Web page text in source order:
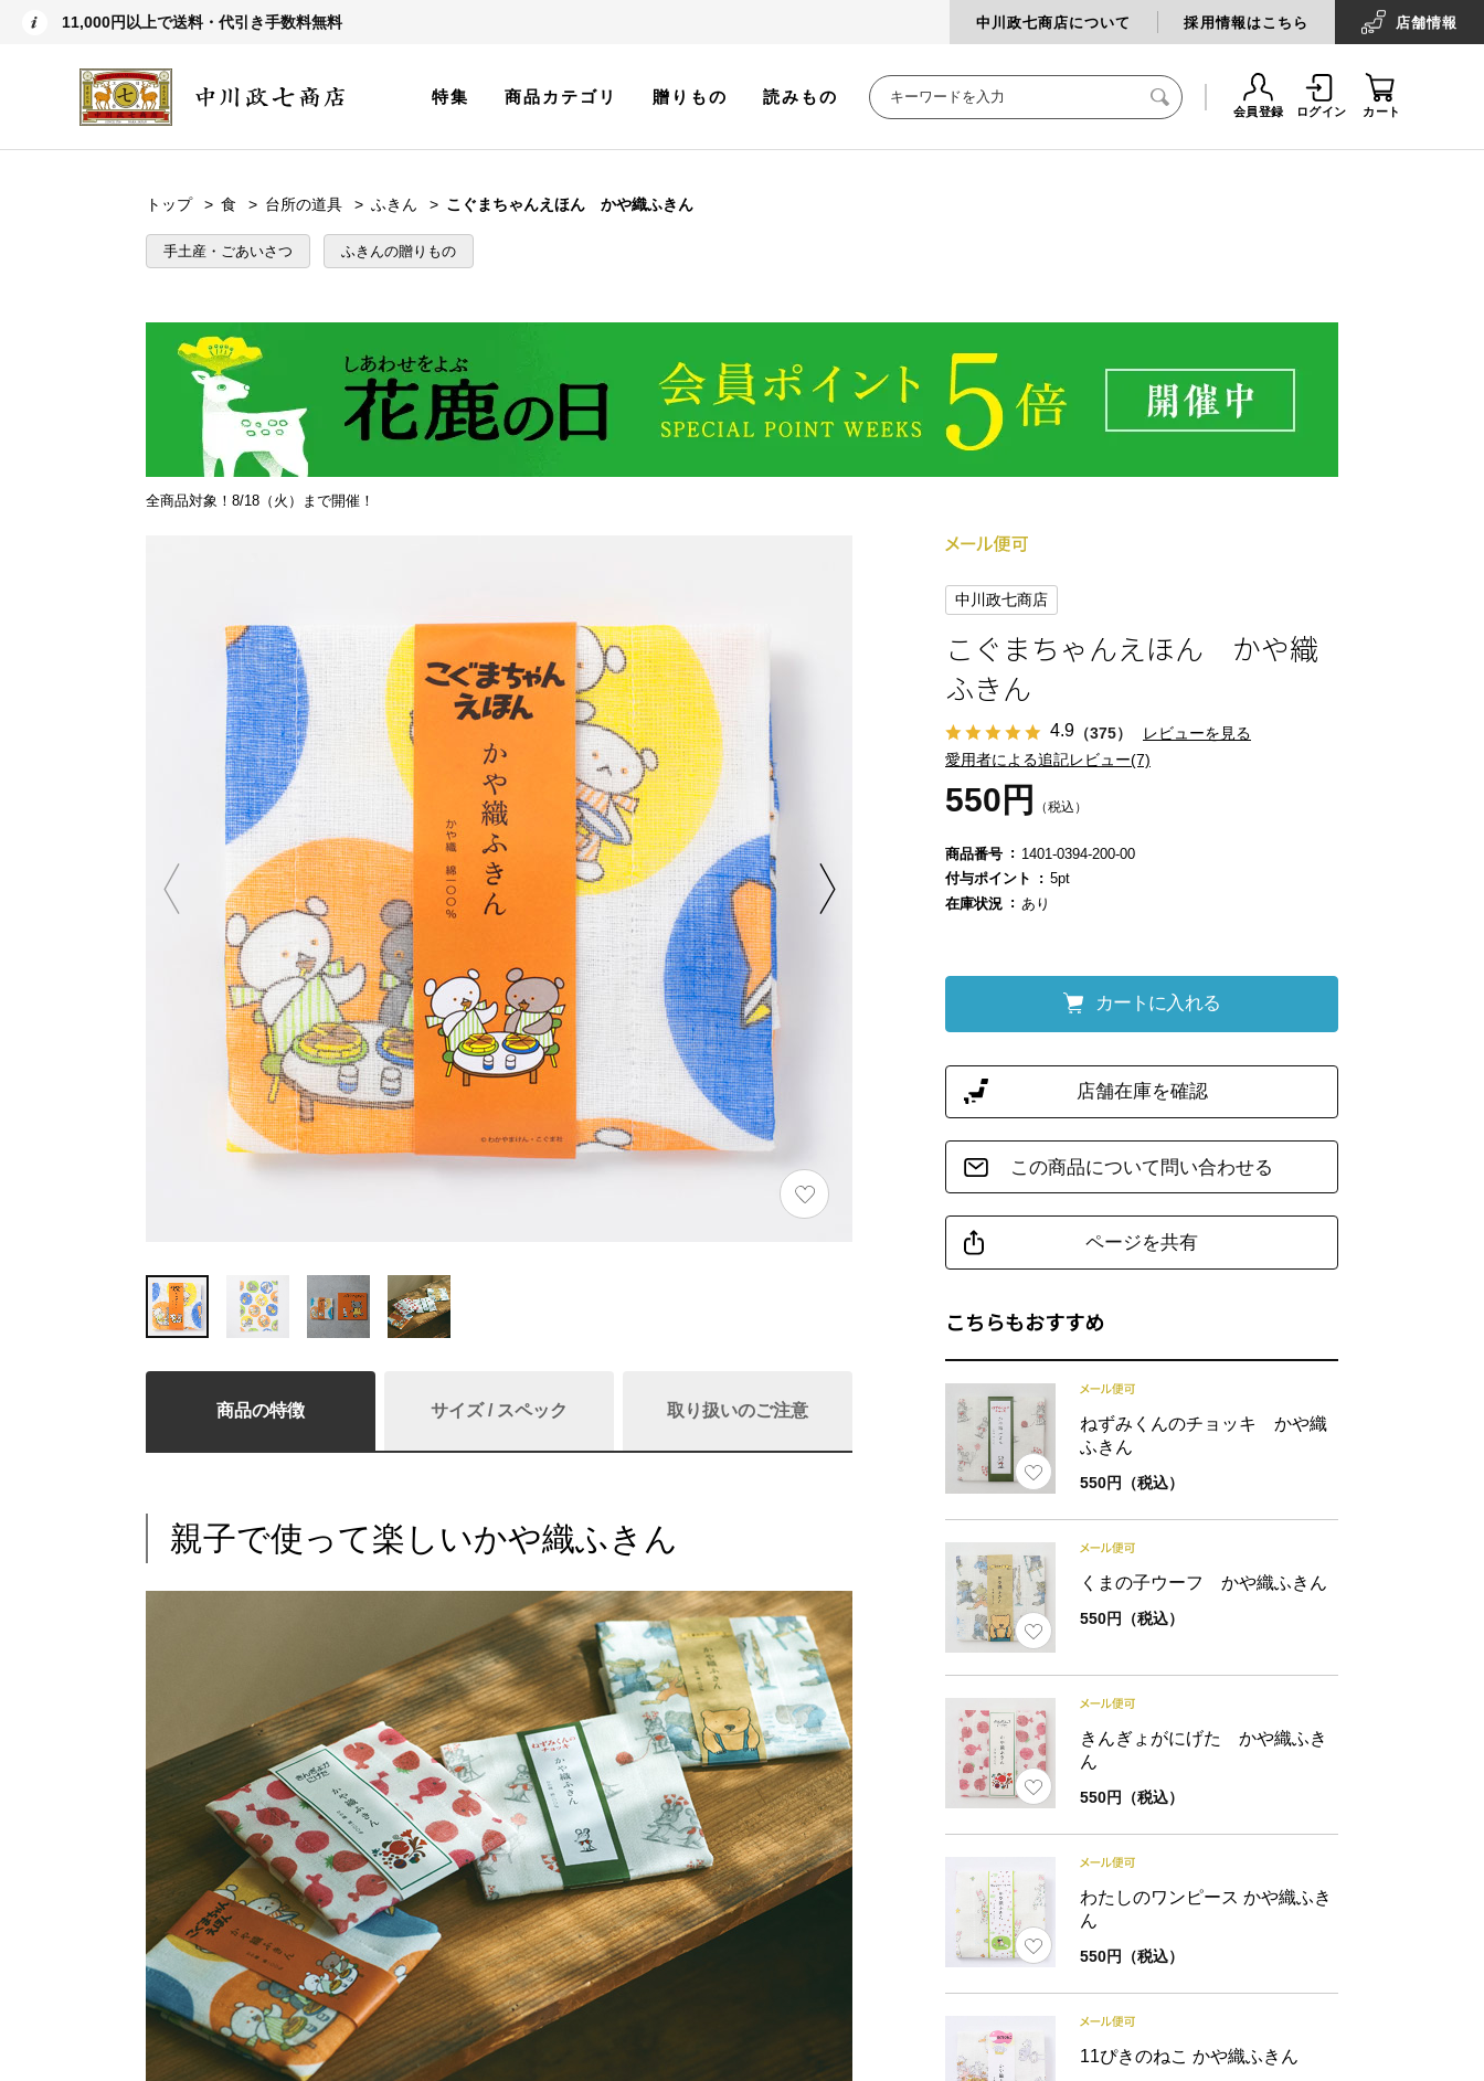
11,000円以上で送料・代引き手数料無料 中川政七商店について 採用情報はこちら 店舗情報
特集 商品カテゴリ 贈りもの 読みもの
会員登録 ログイン カート
トップ 食 台所の道具 ふきん こぐまちゃんえほん かや織ふきん
手土産・ごあいさつ ふきんの贈りもの
全商品対象！8/18（火）まで開催！
商品の特徴 サイズ / スペック 取り扱いのご注意
親子で使って楽しいかや織ふきん
素材 綿100%／かや織5枚重ね
仕様
商品サイズ
サイズ
中川政七商店
こぐまちゃんえほん かや織
ふきん
4.9 （375）
レビューを見る
愛用者による追記レビュー(7)
550円 （税込）
商品番号
1401-0394-200-00
付与ポイント
5pt
在庫状況
あり
カートに入れる
こちらもおすすめ
ねずみくんのチョッキ かや織
ふきん
550円（税込）
くまの子ウーフ かや織ふきん
550円（税込）
きんぎょがにげた かや織ふき
ん
550円（税込）
わたしのワンピース かや織ふき
ん
550円（税込）
11ぴきのねこ かや織ふきん
この商品について問い合わせる
ページを共有
店舗在庫を確認